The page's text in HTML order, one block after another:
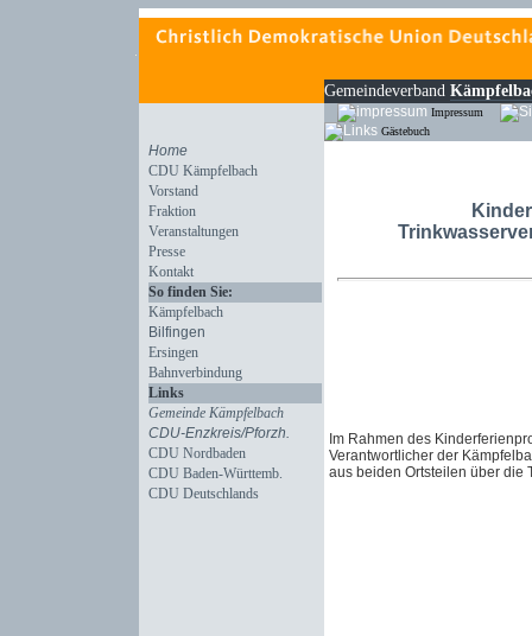
Gemeindeverband
Impressum
Gästebuch
Home
CDU Kämpfelbach
Vorstand
Fraktion
Veranstaltungen
Presse
Kontakt
So finden Sie:
Kämpfelbach
Bilfingen
Ersingen
Bahnverbindung
Links
Gemeinde Kämpfelbach
CDU-Enzkreis/Pforzh.
CDU Nordbaden
CDU Baden-Württemb.
CDU Deutschlands
Im Rahmen des
Verantwortlicher der
aus beiden Ortsteilen über die